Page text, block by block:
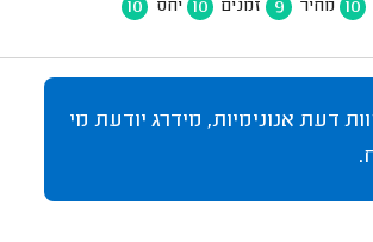
10 מחיר 9 זמנים 10 יחס 10
דעת אנונימיות, מידרג יודעת מי